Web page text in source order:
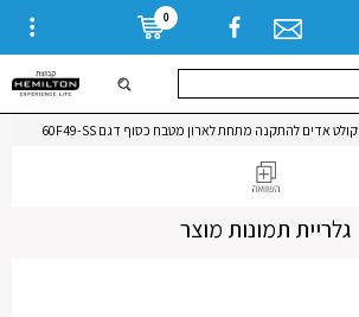
0
קולט אדים להתקנה מתחת לארון מטבח כסוף דגם 60F49-SS
גלריית תמונות מוצר